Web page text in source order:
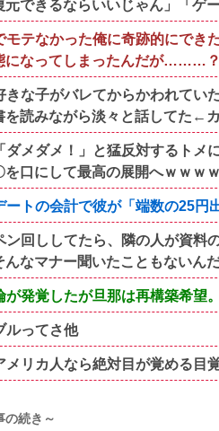
元できるならいいじゃん」「ゲ
モテなかった俺に奇跡的にで
になってしまったんだが………？
きな子がバレてからかわれてい
を読みながら淡々と話してた←
ダメダメ！」と猛反対するトメ
を口にして最高の展開へｗｗｗ
ートの会計で彼が「端数の25円
ン回ししてたら、隣の人が資料
んなマナー聞いたこともないん
が発覚したが旦那は再構築希望
ルってさ他
メリカ人なら絶対目が覚める目
の続き～